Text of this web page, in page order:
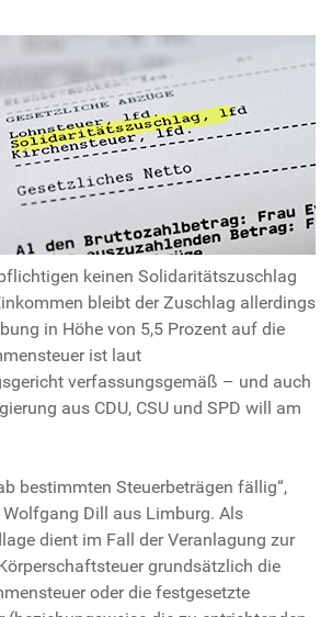
keinen Solidaritätszuschlag
bleibt der Zuschlag allerdings
in Höhe von 5,5 Prozent auf die
ist laut
verfassungsgemäß – und auch
aus CDU, CSU und SPD will am
bestimmten Steuerbeträgen fällig“,
Wolfgang Dill aus Limburg. Als
dient im Fall der Veranlagung zur
grundsätzlich die
oder die festgesetzte